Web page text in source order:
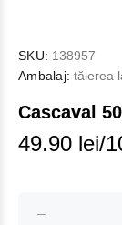
SKU: 138957
Ambalaj: tăierea
Cascaval
49.90 lei/